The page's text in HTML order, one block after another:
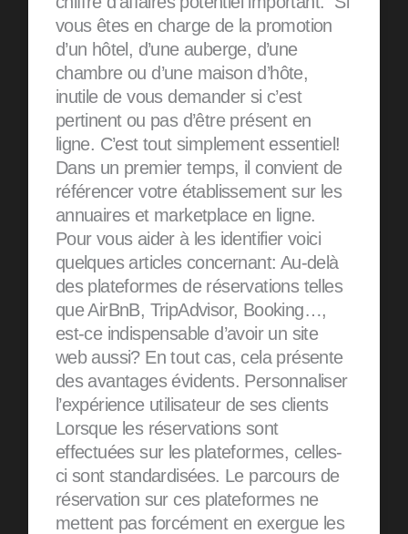
vous êtes en charge de la promotion
d’un hôtel, d’une auberge, d’une
chambre ou d’une maison d’hôte,
inutile de vous demander si c’est
pertinent ou pas d’être présent en
ligne. C’est tout simplement essentiel!
Dans un premier temps, il convient de
référencer votre établissement sur les
annuaires et marketplace en ligne.
Pour vous aider à les identifier voici
quelques articles concernant: Au-delà
des plateformes de réservations telles
que AirBnB, TripAdvisor, Booking…,
est-ce indispensable d’avoir un site
web aussi? En tout cas, cela présente
des avantages évidents. Personnaliser
l’expérience utilisateur de ses clients
Lorsque les réservations sont
effectuées sur les plateformes, celles-
ci sont standardisées. Le parcours de
réservation sur ces plateformes ne
mettent pas forcément en exergue les